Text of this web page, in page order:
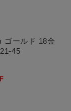
ゴールド 18金
45